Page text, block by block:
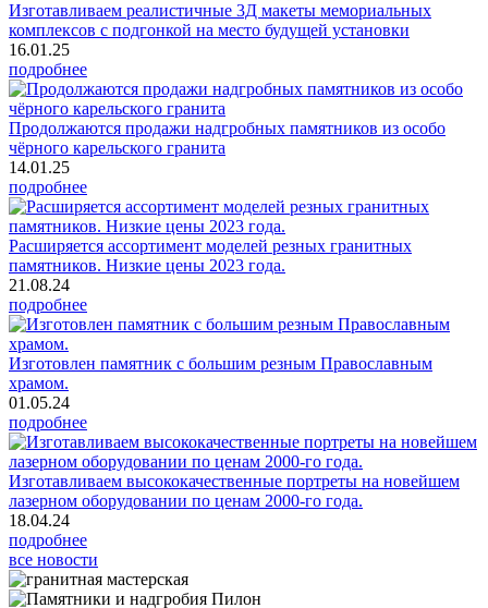
Изготавливаем реалистичные 3Д макеты мемориальных
комплексов с подгонкой на место будущей установки
16.01.25
подробнее
Продолжаются продажи надгробных памятников из особо
чёрного карельского гранита
14.01.25
подробнее
Расширяется ассортимент моделей резных гранитных
памятников. Низкие цены 2023 года.
21.08.24
подробнее
Изготовлен памятник с большим резным Православным
храмом.
01.05.24
подробнее
Изготавливаем высококачественные портреты на новейшем
лазерном оборудовании по ценам 2000-го года.
18.04.24
подробнее
все новости